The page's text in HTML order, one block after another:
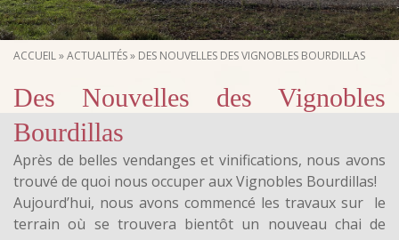
ACCUEIL»ACTUALITÉS» DES NOUVELLES DES VIGNOBLES BOURDILLAS
Des Nouvelles des Vignobles
Bourdillas
Après de belles vendanges et vinifications, nous avons
trouvé de quoi nous occuper aux Vignobles Bourdillas!
Aujourd’hui, nous avons commencé les travaux sur le
terrain où se trouvera bientôt un nouveau chai de